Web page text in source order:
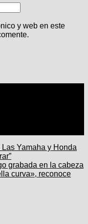
y web en este
Yamaha y Honda
grabada en la cabeza
curva», reconoce